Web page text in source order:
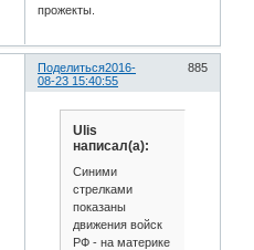
прожекты.
Поделиться 885
2016-
08-23 15:40:55
Ulis
написал(а):
Синими
стрелками
показаны
движения войск
РФ - на материке